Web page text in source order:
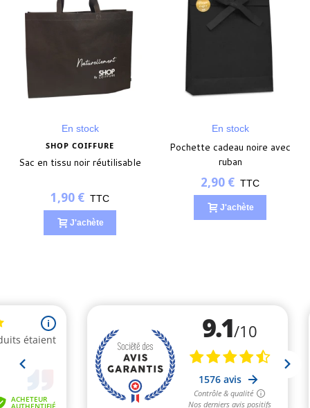
En stock
SHOP COIFFURE
Sac en tissu noir réutilisable
1,90 € TTC
J'achète
En stock
Pochette cadeau noire avec
ruban
2,90 € TTC
J'achète